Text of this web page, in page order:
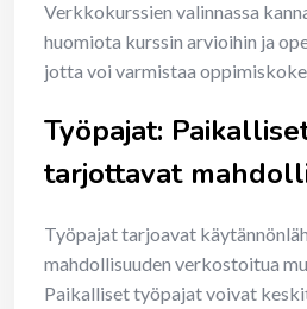
Verkkokurssien valinnassa
huomiota kurssin arvioihin ja
jotta voi varmistaa
Työpajat:
tarjottavat
Työpajat tarjoavat
mahdollisuuden verkostoitua
Paikalliset työpajat voivat